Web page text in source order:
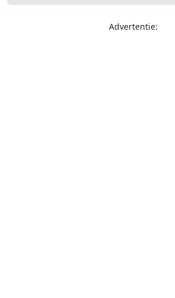
Advertentie: